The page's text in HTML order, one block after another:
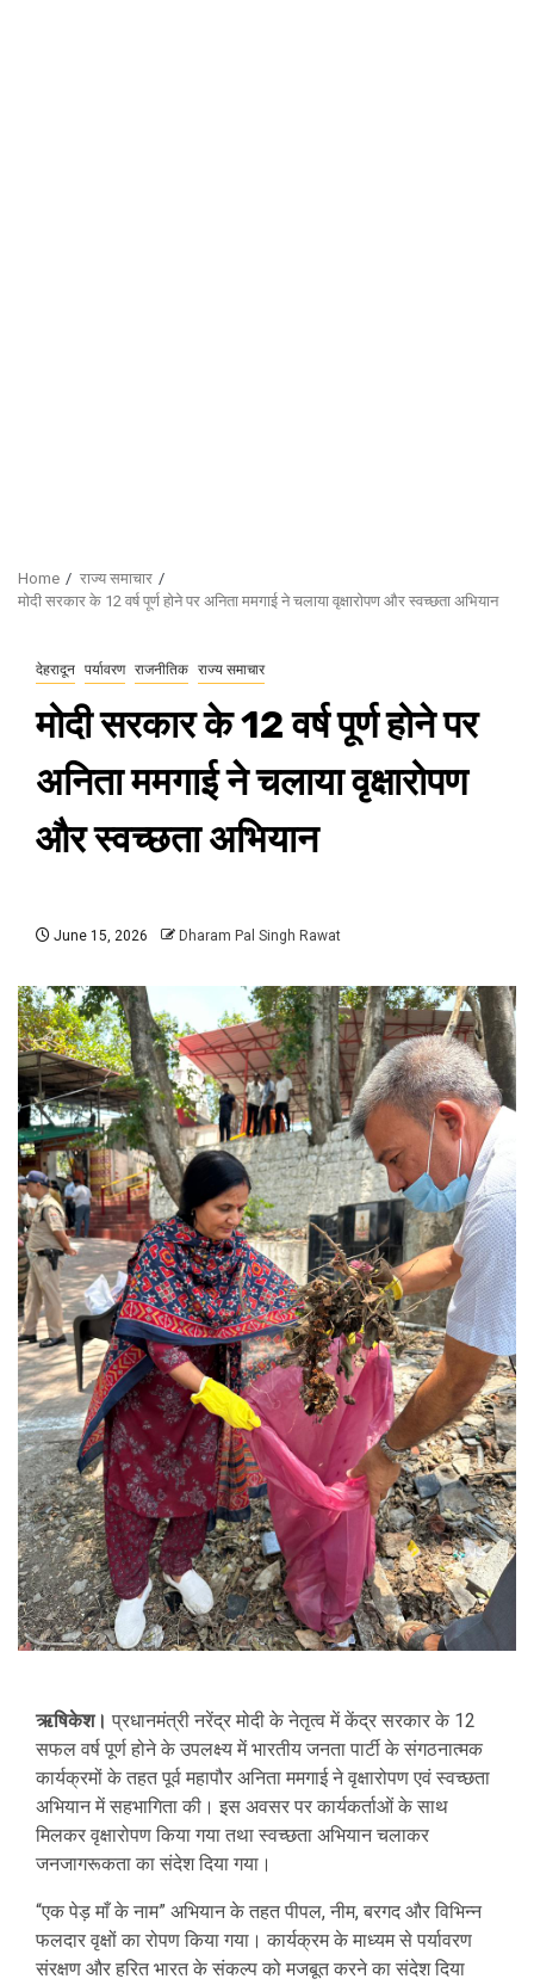
Home
राज्य समाचार
मोदी सरकार के 12 वर्ष पूर्ण होने पर अनिता ममगाई ने चलाया वृक्षारोपण और स्वच्छता अभियान
देहरादून पर्यावरण राजनीतिक राज्य समाचार
मोदी सरकार के 12 वर्ष पूर्ण होने पर
अनिता ममगाई ने चलाया वृक्षारोपण
और स्वच्छता अभियान
June 15, 2026 Dharam Pal Singh Rawat
ऋषिकेश। प्रधानमंत्री नरेंद्र मोदी के नेतृत्व में केंद्र सरकार के 12
सफल वर्ष पूर्ण होने के उपलक्ष्य में भारतीय जनता पार्टी के संगठनात्मक
कार्यक्रमों के तहत पूर्व महापौर अनिता ममगाई ने वृक्षारोपण एवं स्वच्छता
अभियान में सहभागिता की। इस अवसर पर कार्यकर्ताओं के साथ
मिलकर वृक्षारोपण किया गया तथा स्वच्छता अभियान चलाकर
जनजागरूकता का संदेश दिया गया।
“एक पेड़ माँ के नाम” अभियान के तहत पीपल, नीम, बरगद और विभिन्न
फलदार वृक्षों का रोपण किया गया। कार्यक्रम के माध्यम से पर्यावरण
संरक्षण और हरित भारत के संकल्प को मजबूत करने का संदेश दिया